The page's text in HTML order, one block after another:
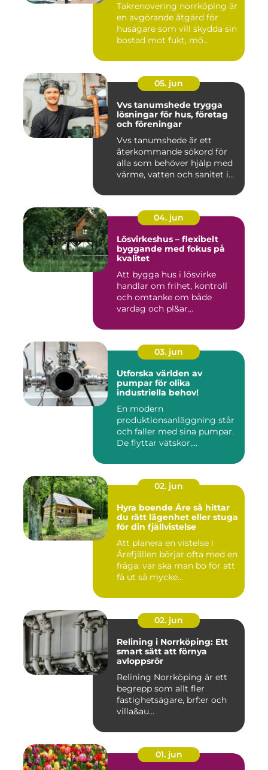
Takrenovering norrköping är
en avgörande åtgärd för
husägare som vill skydda sin
bostad mot fukt, mö...
05. jun
Vvs tanumshede trygga
lösningar för hus, företag
och föreningar
Vvs tanumshede är ett
återkommande sökord för
alla som behöver hjälp med
värme, vatten och sanitet i...
04. jun
Lösvirkeshus – flexibelt
byggande med fokus på
kvalitet
Att bygga hus i lösvirke
handlar om frihet, kontroll
och omtanke om både
vardag och pl&ar...
03. jun
Utforska världen av
pumpar för olika
industriella behov!
En modern
produktionsanläggning står
och faller med sina pumpar.
De flyttar vätskor,...
02. jun
Hyra boende Åre så hittar
du rätt lägenhet eller stuga
för din fjällvistelse
Att planera en vistelse i
Årefjällen börjar ofta med en
fråga: var ska man bo för att
få ut så mycke...
02. jun
Relining i Norrköping: Ett
smart sätt att förnya
avloppsrör
Relining Norrköping är ett
begrepp som allt fler
fastighetsägare, brf:er och
villa&au...
01. jun